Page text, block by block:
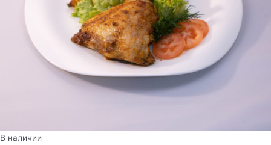
В наличии